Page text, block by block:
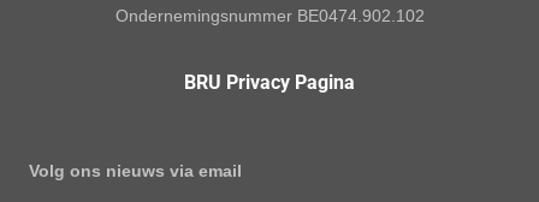
Ondernemingsnummer BE0474.902.102
BRU Privacy Pagina
Volg ons nieuws via email